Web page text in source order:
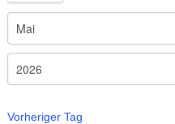
Vorheriger Tag